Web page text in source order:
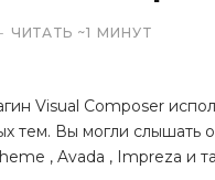
ЧИТАТЬ ~1 МИНУТ
Visual Composer
тем. Вы могли слышать о
, Avada , Impreza и